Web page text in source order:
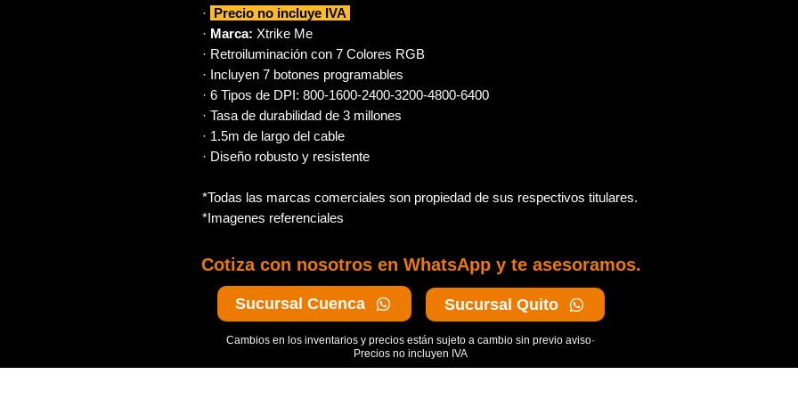
· Precio no incluye IVA
· Marca: Xtrike Me
· Retroiluminación con 7 Colores RGB
· Incluyen 7 botones programables
· 6 Tipos de DPI: 800-1600-2400-3200-4800-6400
· Tasa de durabilidad de 3 millones
· 1.5m de largo del cable
· Diseño robusto y resistente
*Todas las marcas comerciales son propiedad de sus respectivos titulares.
*Imagenes referenciales
Cotiza con nosotros en WhatsApp y te asesoramos.
Sucursal Cuenca Sucursal Quito
Cambios en los inventarios y precios están sujeto a cambio sin previo aviso·
Precios no incluyen IVA